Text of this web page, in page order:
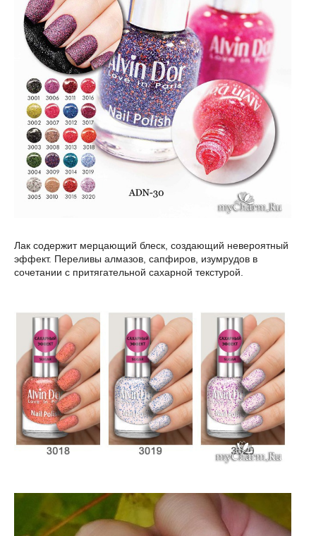
Лак содержит мерцающий блеск, создающий невероятный
эффект. Переливы алмазов, сапфиров, изумрудов в
сочетании с притягательной сахарной текстурой.